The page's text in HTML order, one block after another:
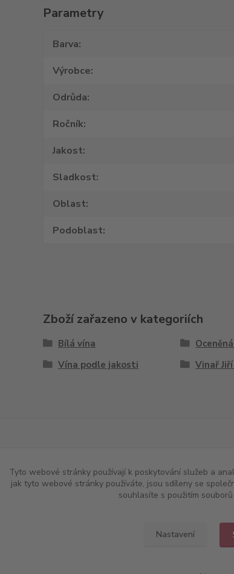
Parametry
Barva
Výrobce
Odrůda
Ročník
Jakost
Sladkost
Oblast
Podoblast
Zboží zařazeno v kategoriích
Bílá vína
Vína podle jakosti
Vinař
Tyto webové stránky používají k poskytování služeb a
jak tyto webové stránky používáte, jsou sdíleny se
souhlasíte s použitím
Nastavení